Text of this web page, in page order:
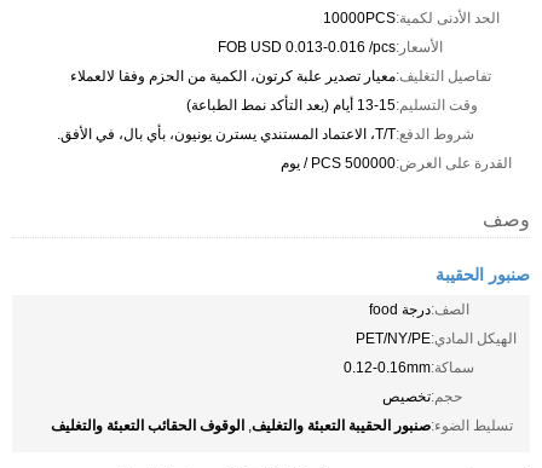
الحد الأدنى لكمية:10000PCS
الأسعار:FOB USD 0.013-0.016 /pcs
تفاصيل التغليف:معيار تصدير علبة كرتون، الكمية من الحزم وفقا لالعملاء
وقت التسليم:13-15 أيام (بعد التأكد نمط الطباعة)
شروط الدفع:T/T، الاعتماد المستندي يسترن يونيون، بأي بال، في الأفق.
القدرة على العرض:500000 PCS / يوم
وصف
صنبور الحقيبة
الصف:درجة food
الهيكل المادي:PET/NY/PE
سماكة:0.12-0.16mm
حجم:تخصيص
تسليط الضوء:صنبور الحقيبة التعبئة والتغليف, الوقوف الحقائب التعبئة والتغليف